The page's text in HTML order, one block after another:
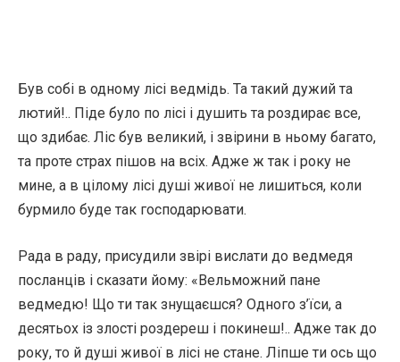
Був собі в одному лісі ведмідь. Та такий дужий та
лютий!.. Піде було по лісі і душить та роздирає все,
що здибає. Ліс був великий, і звірини в ньому багато,
та проте страх пішов на всіх. Адже ж так і року не
мине, а в цілому лісі душі живої не лишиться, коли
бурмило буде так господарювати.
Рада в раду, присудили звірі вислати до ведмедя
посланців і сказати йому: «Вельможний пане
ведмедю! Що ти так знущаєшся? Одного з’їси, а
десятьох із злості роздереш і покинеш!.. Адже так до
року, то й душі живої в лісі не стане. Ліпше ти ось що